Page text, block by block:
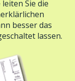
Sie die
besser das
lassen.